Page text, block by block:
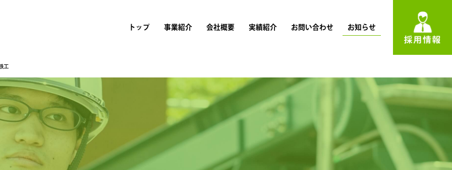
トップ 事業紹介 会社概要 実績紹介 お問い合わせ お知らせ
工